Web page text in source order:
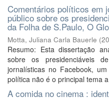
Comentários políticos em
público sobre os
da Folha de S.Paulo, O
Motta, Juliana Carla Bauerle (
Resumo: Esta dissertação
sobre os presidenciáveis
jornalísticas no Facebook,
política não é o principal tema
A comida no cinema :